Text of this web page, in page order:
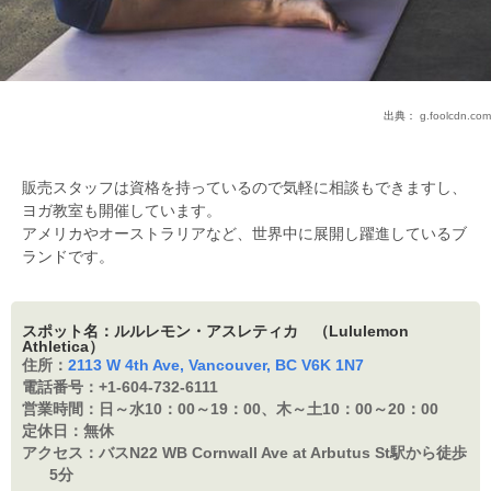
出典： g.foolcdn.com
販売スタッフは資格を持っているので気軽に相談もできますし、
ヨガ教室も開催しています。
アメリカやオーストラリアなど、世界中に展開し躍進しているブ
ランドです。
スポット名：ルルレモン・アスレティカ （Lululemon
Athletica）
住所： 2113 W 4th Ave, Vancouver, BC V6K 1N7
電話番号： +1-604-732-6111
営業時間： 日～水10：00～19：00、木～土10：00～20：00
定休日： 無休
アクセス： バスN22 WB Cornwall Ave at Arbutus St駅から徒歩
5分